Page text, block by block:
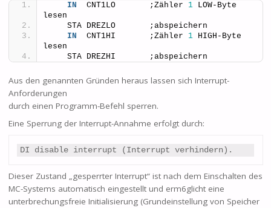
IN
  CNT1LO       ;Zähler
1 LOW-Byte
lesen
    STA DREZLO       ;abspeichern
IN
  CNT1HI       ;Zähler
1 HIGH-Byte
lesen
    STA DREZHI       ;abspeichern
Aus den genannten Gründen heraus lassen sich Interrupt-
Anforderungen
durch einen Programm-Befehl sperren.
Eine Sperrung der Interrupt-Annahme erfolgt durch:
DI disable interrupt (Interrupt verhindern).
Dieser Zustand „gesperrter Interrupt“ ist nach dem Einschalten des
MC-Systems automatisch eingestellt und erm6glicht eine
unterbrechungsfreie Initialisierung (Grundeinstellung von Speicher